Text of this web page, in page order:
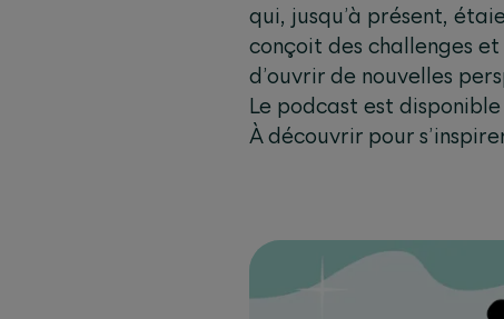
qui, jusqu’à présent,
conçoit des challenges et
d’ouvrir de nouvelles
Le podcast est
À découvrir pour